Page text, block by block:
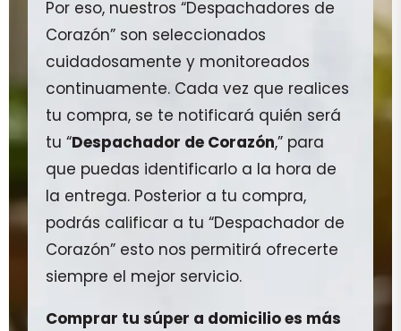
Por eso, nuestros “Despachadores de
Corazón” son seleccionados
cuidadosamente y monitoreados
continuamente. Cada vez que realices
tu compra, se te notificará quién será
tu “Despachador de Corazón,” para
que puedas identificarlo a la hora de
la entrega. Posterior a tu compra,
podrás calificar a tu “Despachador de
Corazón” esto nos permitirá ofrecerte
siempre el mejor servicio.
Comprar tu súper a domicilio es más